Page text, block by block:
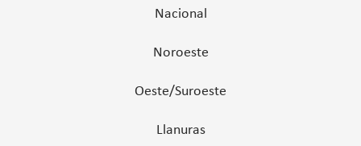
Nacional
Noroeste
Oeste/Suroeste
Llanuras